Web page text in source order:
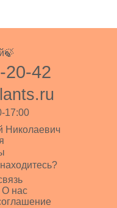
20-42
17:00
Николаевич
О нас